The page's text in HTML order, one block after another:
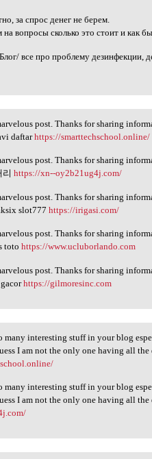
за спрос денег не берем.
вопросы сколько это стоит и как
Блог/ все про проблему дезинфекции,
post. Thanks for sharing
daftarhttps://smarttechschool.online/
post. Thanks for sharing
리https://xn--oy2b21ug4j.com/
post. Thanks for sharing
slot777https://irigasi.com/
post. Thanks for sharing
totohttps://www.ucluborlando.com
post. Thanks for sharing
gacorhttps://gilmoresinc.com
interesting stuff in your blog
I am not the only one having all
interesting stuff in your blog
I am not the only one having all